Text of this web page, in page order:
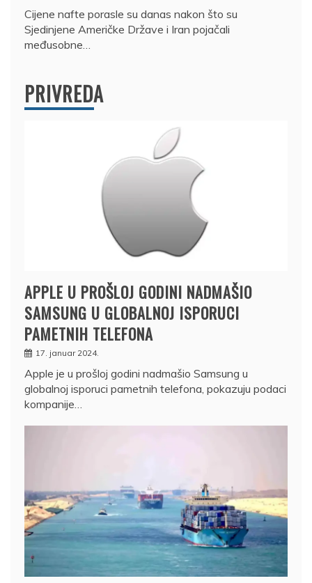
Cijene nafte porasle su danas nakon što su
Sjedinjene Američke Države i Iran pojačali
međusobne…
PRIVREDA
APPLE U PROŠLOJ GODINI NADMAŠIO
SAMSUNG U GLOBALNOJ ISPORUCI
PAMETNIH TELEFONA
17. januar 2024.
Apple je u prošloj godini nadmašio Samsung u
globalnoj isporuci pametnih telefona, pokazuju podaci
kompanije…